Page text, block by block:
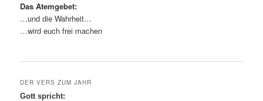
Das Atemgebet:
…und die Wahrheit…
…wird euch frei machen
DER VERS ZUM JAHR
Gott spricht: